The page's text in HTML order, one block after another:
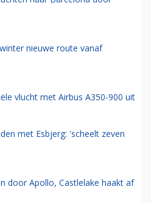
nieuwe route vanaf
vlucht met Airbus A350-900 uit
met Esbjerg: 'scheelt zeven
door Apollo, Castlelake haakt af